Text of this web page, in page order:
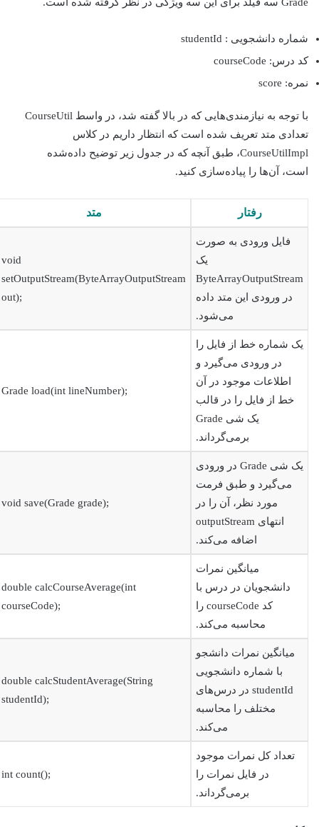
شماره دانشجویی : studentId
کد درس: courseCode
نمره: score
با توجه به نیازمندی‌هایی که در بالا گفته شد، در واسط CourseUtil
تعدادی متد تعریف شده است که انتظار داریم در کلاس
CourseUtilImpl، طبق آنچه که در جدول زیر توضیح داده‌شده
است، ‌آن‌ها را پیاده‌سازی کنید.
رفتار متد
فایل ورودی به صورت
یک
ByteArrayOutputStream
در ورودی این متد داده
می‌شود.
void
setOutputStream(ByteArrayOutputStream
out);
یک شماره خط از فایل را
در ورودی می‌گیرد و
اطلاعات موجود در آن
خط از فایل را در قالب
یک شی Grade
برمی‌گرداند.
Grade load(int lineNumber);
یک شی Grade در ورودی
می‌گیرد و طبق فرمت
مورد نظر، آن را در
انتهای outputStream
اضافه می‌کند.
void save(Grade grade);
میانگین نمرات
دانشجویان در درس با
کد courseCode را
محاسبه می‌کند.
double calcCourseAverage(int
courseCode);
میانگین نمرات دانشجو
با شماره دانشجویی
studentId در درس‌های
مختلف را محاسبه
می‌کند.
double calcStudentAverage(String
studentId);
تعداد کل نمرات موجود
در فایل نمرات را
برمی‌گرداند.
int count();